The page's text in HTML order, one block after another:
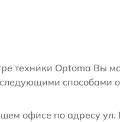
техники Optoma Вы
следующими способами
офисе по адресу ул.